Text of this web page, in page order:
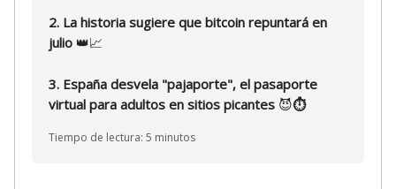
2. La historia sugiere que bitcoin repuntará en
julio 👑📈
3. España desvela "pajaporte", el pasaporte
virtual para adultos en sitios picantes 😈⏱️
Tiempo de lectura: 5 minutos